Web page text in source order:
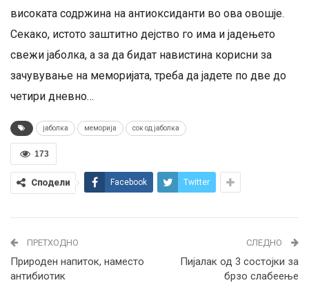
високата содржина на антиоксиданти во ова овошје.
Секако, истото заштитно дејство го има и јадењето
свежи јаболка, а за да бидат навистина корисни за
зачувување на меморијата, треба да јадете по две до
четири дневно…
јаболка меморија сок од јаболка
173
Сподели Facebook Twitter
ПРЕТХОДНО
Природен напиток, наместо
антибиотик
СЛЕДНО
Пијалак од 3 состојки за
брзо слабеење